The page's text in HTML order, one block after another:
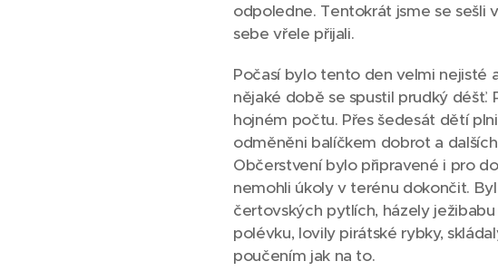
odpoledne. Tentokrát jsme se sešli
sebe vřele přijali.
Počasí bylo tento den velmi nejisté
nějaké době se spustil prudký
hojném počtu. Přes šedesát dětí
odměněni balíčkem dobrot a
Občerstvení bylo připravené i pro
nemohli úkoly v terénu dokončit.
čertovských pytlích, házely
polévku, lovily pirátské rybky,
poučením jak na to.